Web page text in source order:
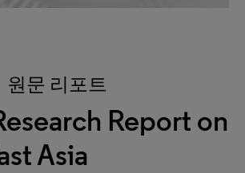
원문 리포트
Report on
Asia